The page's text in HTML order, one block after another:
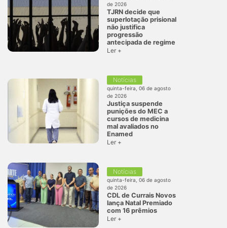
de 2026
TJRN decide que
superlotação prisional
não justifica
progressão
antecipada de regime
Ler +
Notícias
quinta-feira, 06 de agosto
de 2026
Justiça suspende
punições do MEC a
cursos de medicina
mal avaliados no
Enamed
Ler +
Notícias
quinta-feira, 06 de agosto
de 2026
CDL de Currais Novos
lança Natal Premiado
com 16 prêmios
Ler +